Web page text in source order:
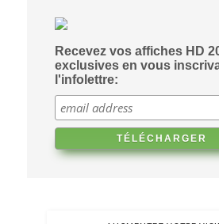
Recevez vos affiches HD
exclusives en vous
l'infolettre: